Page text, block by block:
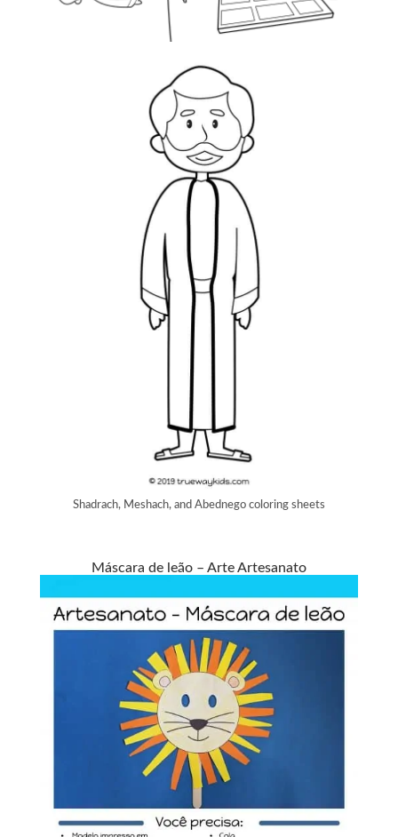
Shadrach, Meshach, and Abednego coloring sheets
Máscara de leão – Arte Artesanato